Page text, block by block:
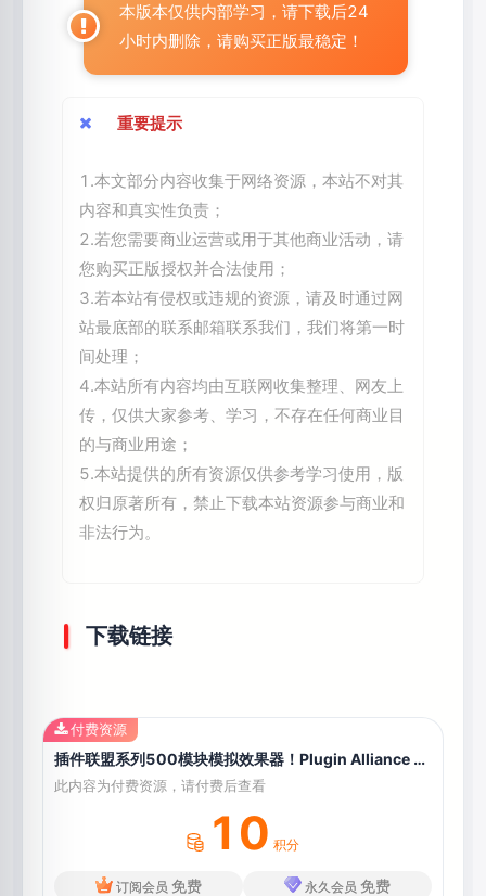
本版本仅供内部学习，请下载后24
小时内删除，请购买正版最稳定！
重要提示
1.本文部分内容收集于网络资源，本站不对其
内容和真实性负责；
2.若您需要商业运营或用于其他商业活动，请
您购买正版授权并合法使用；
3.若本站有侵权或违规的资源，请及时通过网
站最底部的联系邮箱联系我们，我们将第一时
间处理；
4.本站所有内容均由互联网收集整理、网友上
传，仅供大家参考、学习，不存在任何商业目
的与商业用途；
5.本站提供的所有资源仅供参考学习使用，版
权归原著所有，禁止下载本站资源参与商业和
非法行为。
下载链接
插件联盟系列500模块模拟效果器！Plugin Alliance Lindell Audio ChannelX v1.2.2 MAC版（2024.01.11新增安装包，附安装教程）
此内容为付费资源，请付费后查看
10 积分
订阅会员 免费 永久会员 免费
付费资源